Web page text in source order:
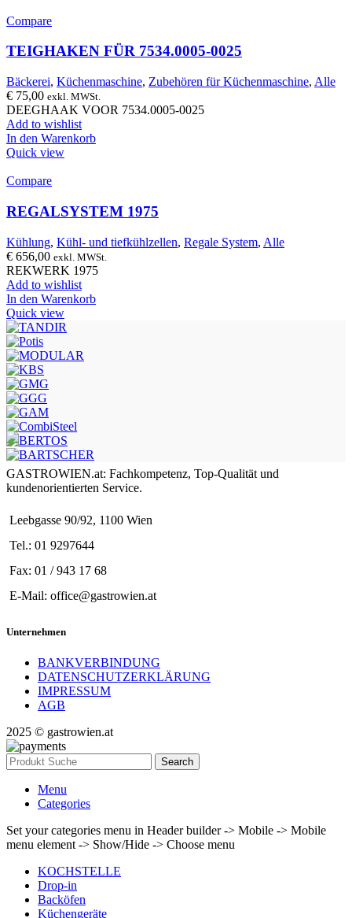
Compare
TEIGHAKEN FÜR 7534.0005-0025
Bäckerei, Küchenmaschine, Zubehören für Küchenmaschine, Alle
€ 75,00 exkl. MWSt.
DEEGHAAK VOOR 7534.0005-0025
Add to wishlist
In den Warenkorb
Quick view
Compare
REGALSYSTEM 1975
Kühlung, Kühl- und tiefkühlzellen, Regale System, Alle
€ 656,00 exkl. MWSt.
REKWERK 1975
Add to wishlist
In den Warenkorb
Quick view
GASTROWIEN.at: Fachkompetenz, Top-Qualität und
kundenorientierten Service.
Leebgasse 90/92, 1100 Wien
Tel.: 01 9297644
Fax: 01 / 943 17 68
E-Mail: office@gastrowien.at
Unternehmen
BANKVERBINDUNG
DATENSCHUTZERKLÄRUNG
IMPRESSUM
AGB
2025 © gastrowien.at
Search
Menu
Categories
Set your categories menu in Header builder -> Mobile -> Mobile
menu element -> Show/Hide -> Choose menu
KOCHSTELLE
Drop-in
Backöfen
Küchengeräte